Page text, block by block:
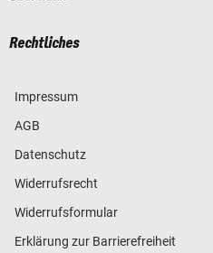
Rechtliches
Impressum
AGB
Datenschutz
Widerrufsrecht
Widerrufsformular
Erklärung zur Barrierefreiheit